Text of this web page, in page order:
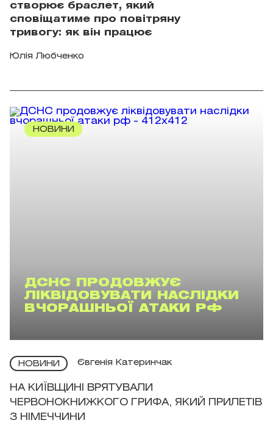
створює браслет, який
сповіщатиме про повітряну
тривогу: як він працює
Юлія Любченко
НОВИНИ
ДСНС ПРОДОВЖУЄ
ЛІКВІДОВУВАТИ НАСЛІДКИ
ВЧОРАШНЬОЇ АТАКИ РФ
НОВИНИ Євгенія Катеринчак
НА КИЇВЩИНІ ВРЯТУВАЛИ
ЧЕРВОНОКНИЖКОГО ГРИФА, ЯКИЙ ПРИЛЕТІВ
З НІМЕЧЧИНИ